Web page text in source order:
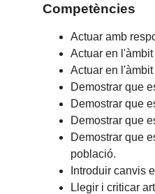
Competències
Actuar amb
Actuar en
Actuar en
Demostrar que
Demostrar que
Demostrar que
Demostrar que
població.
Introduir canvis
Llegir i criticar